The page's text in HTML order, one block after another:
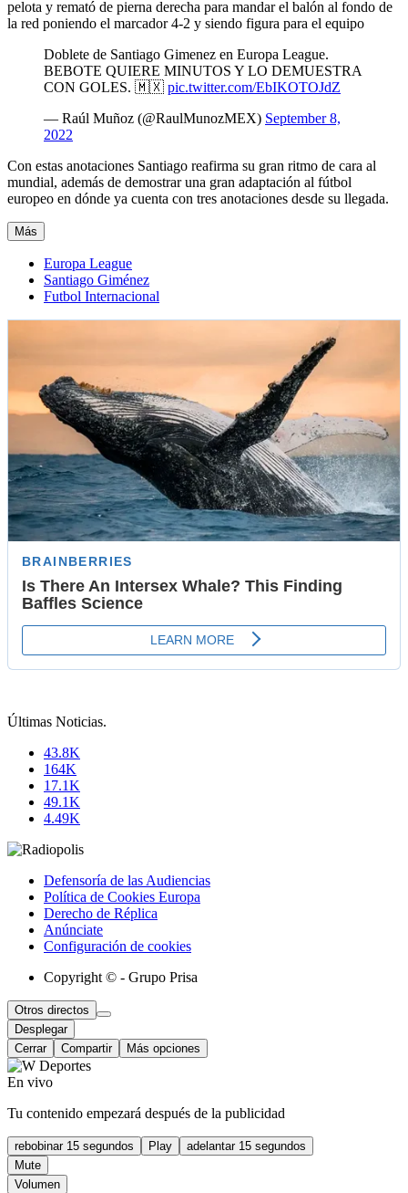
pelota y remató de pierna derecha para mandar el balón al fondo de
la red poniendo el marcador 4-2 y siendo figura para el equipo
Doblete de Santiago Gimenez en Europa League.
BEBOTE QUIERE MINUTOS Y LO DEMUESTRA
CON GOLES. 🇲🇽 pic.twitter.com/EbIKOTOJdZ
— Raúl Muñoz (@RaulMunozMEX) September 8,
2022
Con estas anotaciones Santiago reafirma su gran ritmo de cara al
mundial, además de demostrar una gran adaptación al fútbol
europeo en dónde ya cuenta con tres anotaciones desde su llegada.
Más
Europa League
Santiago Giménez
Futbol Internacional
Últimas Noticias.
43.8K
164K
17.1K
49.1K
4.49K
Defensoría de las Audiencias
Política de Cookies Europa
Derecho de Réplica
Anúnciate
Configuración de cookies
Copyright © - Grupo Prisa
Otros directos
Desplegar
Cerrar
Compartir Más opciones
En vivo
Tu contenido empezará después de la publicidad
rebobinar 15 segundos Play
adelantar 15 segundos
Mute
Volumen